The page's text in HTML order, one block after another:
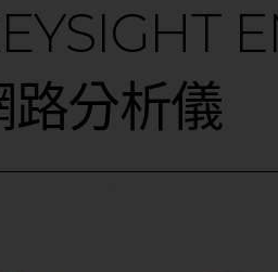
路分析儀